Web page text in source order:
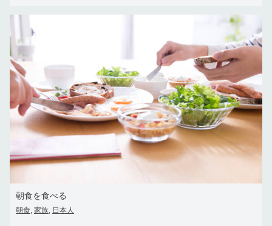
朝食を食べる
朝食, 家族, 日本人